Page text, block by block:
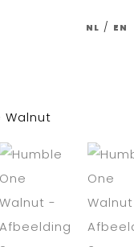
NL / EN